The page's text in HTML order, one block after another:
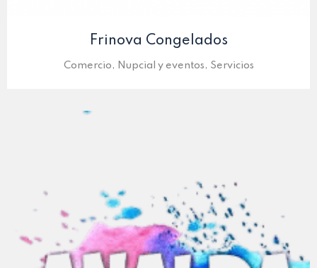
Frinova Congelados
Comercio, Nupcial y eventos, Servicios